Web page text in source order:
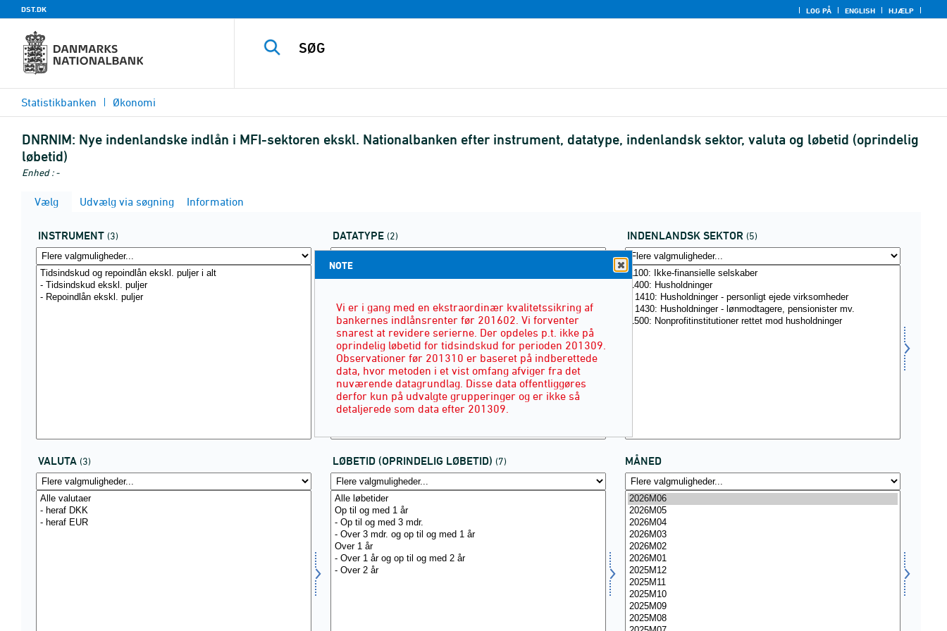
DST.DK LOG PÅ ENGLISH HJÆLP
Statistikbanken Økonomi
DNRNIM: Nye indenlandske indlån i MFI-sektoren ekskl. Nationalbanken efter instrument, datatype, indenlandsk sektor, valuta og løbetid (oprindelig
løbetid)
Enhed : -
Vælg Udvælg via søgning Information
INSTRUMENT (3) DATATYPE (2) INDENLANDSK SEKTOR (5)
VALUTA (3) LØBETID (OPRINDELIG LØBETID) (7) MÅNED
NOTE
Vi er i gang med en ekstraordinær kvalitetssikring af
bankernes indlånsrenter før 201602. Vi forventer
snarest at revidere serierne. Der opdeles p.t. ikke på
oprindelig løbetid for tidsindskud for perioden 201309.
Observationer før 201310 er baseret på indberettede
data, hvor metoden i et vist omfang afviger fra det
nuværende datagrundlag. Disse data offentliggøres
derfor kun på udvalgte grupperinger og er ikke så
detaljerede som data efter 201309.